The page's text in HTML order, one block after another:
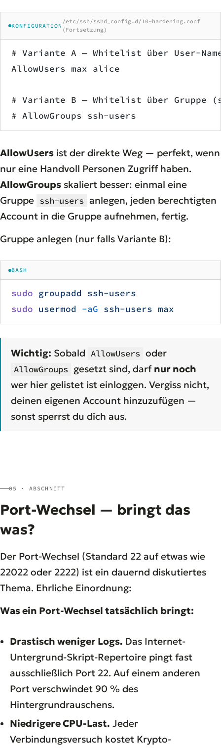
KONFIGURATION
/etc/ssh/sshd_config.d/10-hardening.conf
(Fortsetzung)
# Variante A — Whitelist über User-
AllowUsers max alice
# Variante B — Whitelist über Gruppe
# AllowGroups ssh-users
AllowUsers ist der direkte Weg — perfekt, wenn
nur eine Handvoll Personen Zugriff haben.
AllowGroups skaliert besser: einmal eine
Gruppe ssh-users anlegen, jeden berechtigten
Account in die Gruppe aufnehmen, fertig.
Gruppe anlegen (nur falls Variante B):
BASH
sudo groupadd ssh-users
sudo usermod -aG ssh-users max
Wichtig: Sobald AllowUsers oder
AllowGroups gesetzt sind, darf nur noch
wer hier gelistet ist einloggen. Vergiss nicht,
deinen eigenen Account hinzuzufügen —
sonst sperrst du dich aus.
05 · ABSCHNITT
Port-Wechsel — bringt das
was?
Der Port-Wechsel (Standard 22 auf etwas wie
22022 oder 2222) ist ein dauernd diskutiertes
Thema. Ehrliche Einordnung:
Was ein Port-Wechsel tatsächlich bringt:
Drastisch weniger Logs. Das Internet-
Untergrund-Skript-Repertoire pingt fast
ausschließlich Port 22. Auf einem anderen
Port verschwindet 90 % des
Hintergrundrauschens.
Niedrigere CPU-Last. Jeder
Verbindungsversuch kostet Krypto-